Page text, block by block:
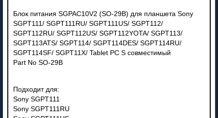
Блок питания SGPAC10V2 (SO-29B) для планшета Sony
SGPT111/ SGPT111RU/ SGPT111US/ SGPT112/
SGPT112RU/ SGPT112US/ SGPT112YOTA/ SGPT113/
SGPT113ATS/ SGPT114/ SGPT114DES/ SGPT114RU/
SGPT114SF/ SGPT11X/ Tablet PC S совместимый
Part No SO-29B
Подходит для:
Sony SGPT111
Sony SGPT111RU